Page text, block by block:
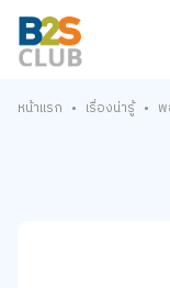
หน้าแรก • เรื่องน่ารู้ •